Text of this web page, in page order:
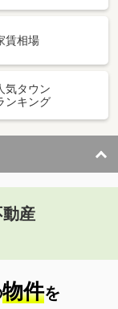
賃相場
気タウン
ンキング
産
物件を